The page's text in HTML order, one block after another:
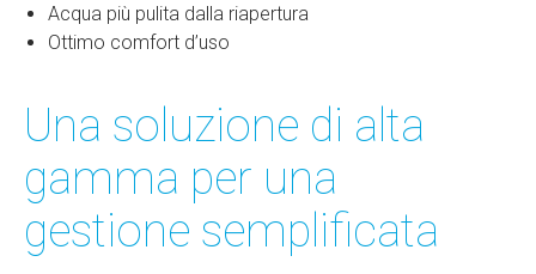
Acqua più pulita dalla riapertura
Ottimo comfort d’uso
Una soluzione di alta
gamma per una
gestione semplificata